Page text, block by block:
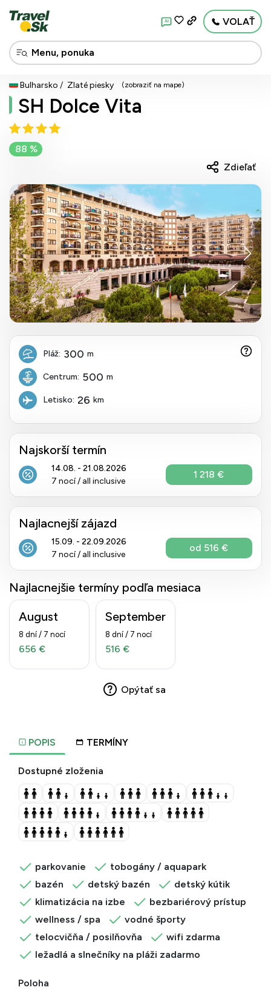
AI VOLAŤ
Bulharsko Zlaté piesky (zobraziť na mape)
SH Dolce Vita
88 %
Zdieľať
POPIS TERMÍNY
Dostupné zloženia
parkovanie
tobogány / aquapark
bazén
detský bazén
detský kútik
klimatizácia na izbe
bezbariérový prístup
wellness / spa
vodné športy
telocvičňa / posilňovňa
wifi zdarma
ležadlá a slnečníky na pláži zadarmo
Poloha
Pláž: 300 m
Centrum: 500 m
Letisko: 26 km
Najskorší termín
14.08. - 21.08.2026
7 nocí / all inclusive
1 218 €
Najlacnejší zájazd
15.09. - 22.09.2026
7 nocí / all inclusive
od 516 €
Najlacnejšie termíny podľa mesiaca
August
8 dní / 7 nocí
656 €
September
8 dní / 7 nocí
516 €
Opýtať sa